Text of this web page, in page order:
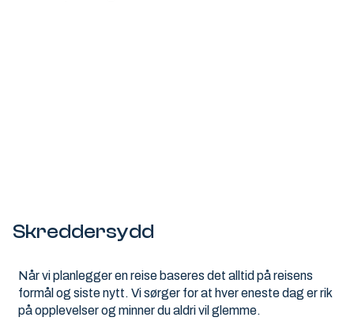
Skreddersydd
Når vi planlegger en reise baseres det alltid på reisens
formål og siste nytt. Vi sørger for at hver eneste dag er rik
på opplevelser og minner du aldri vil glemme.